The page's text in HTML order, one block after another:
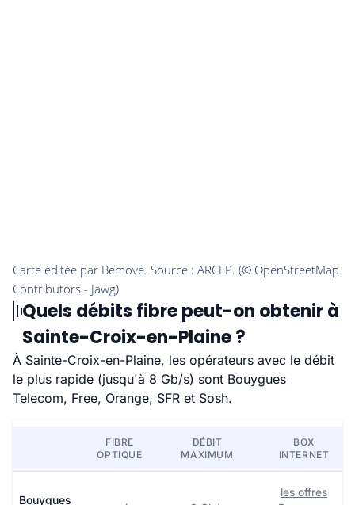
Quels débits fibre peut-on obtenir à
Sainte-Croix-en-Plaine ?
À Sainte-Croix-en-Plaine, les opérateurs avec le débit
le plus rapide (jusqu'à 8 Gb/s) sont Bouygues
Telecom, Free, Orange, SFR et Sosh.
FIBRE
OPTIQUE
DÉBIT
MAXIMUM
BOX
INTERNET
Bouygues
les offres